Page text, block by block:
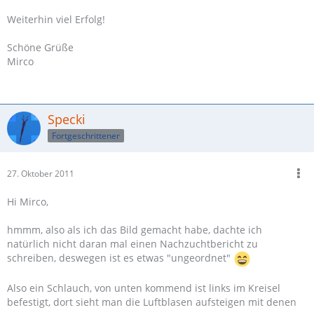
Weiterhin viel Erfolg!
Schöne Grüße
Mirco
Specki
Fortgeschrittener
27. Oktober 2011
Hi Mirco,
hmmm, also als ich das Bild gemacht habe, dachte ich
natürlich nicht daran mal einen Nachzuchtbericht zu
schreiben, deswegen ist es etwas "ungeordnet"
Also ein Schlauch, von unten kommend ist links im Kreisel
befestigt, dort sieht man die Luftblasen aufsteigen mit denen